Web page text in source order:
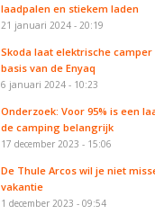
laadpalen en stiekem laden
21 januari 2024 - 20:19
Skoda laat elektrische camper
basis van de Enyaq
6 januari 2024 - 10:23
Onderzoek: Voor 95% is een
de camping belangrijk
17 december 2023 - 15:06
De Thule Arcos wil je niet
vakantie
1 december 2023 - 09:54